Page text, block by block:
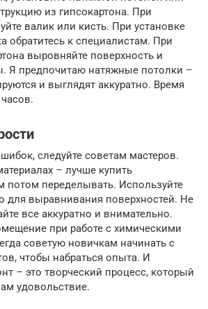
из гипсокартона. При
валик или кисть. При установке
обратитесь к специалистам. При
выровняйте поверхность и
Я предпочитаю натяжные потолки –
и выглядят аккуратно. Время
следуйте советам мастеров.
– лучше купить
потом переделывать. Используйте
для выравнивания поверхностей. Не
все аккуратно и внимательно.
при работе с химическими
советую новичкам начинать с
чтобы набраться опыта. И
– это творческий процесс, который
удовольствие.